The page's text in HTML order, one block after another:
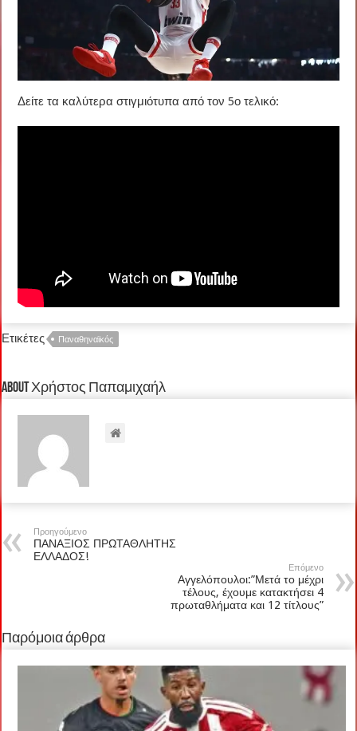
Δείτε τα καλύτερα στιγμιότυπα από τον 5ο τελικό:
Ετικέτες Παναθηναϊκός
About Χρήστος Παπαμιχαήλ
Προηγούμενο
ΠΑΝΑΞΙΟΣ ΠΡΩΤΑΘΛΗΤΗΣ
ΕΛΛΑΔΟΣ!
Επόμενο
Αγγελόπουλοι:”Μετά το μέχρι
τέλους, έχουμε κατακτήσει 4
πρωταθλήματα και 12 τίτλους”
Παρόμοια άρθρα